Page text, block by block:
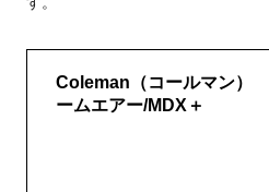
Coleman（コールマン）
ームエアー/MDX＋